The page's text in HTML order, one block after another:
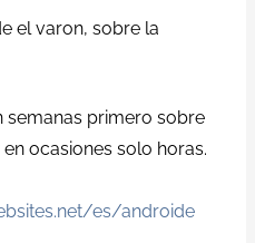
el varon, sobre la
semanas primero sobre
ocasiones solo horas.
es/androide